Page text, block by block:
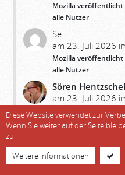
Mozilla veröffentlicht
alle Nutzer
Se
am 23. Juli 2026
Mozilla veröffentlicht
alle Nutzer
Sören Hentzschel
am 23. Juli 2026
Mozilla
alle Nutzer
am 22. Juli 2026
Mozilla veröffentlicht
© soeren-hentzschel.at -
Diese Website verwendet zur
Wenn Sie weiter auf der Seite
zu.
Weitere Informationen